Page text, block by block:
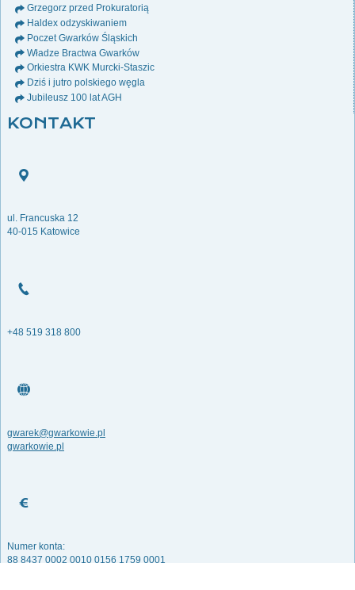
Grzegorz przed Prokuratorią
Haldex odzyskiwaniem
Poczet Gwarków Śląskich
Władze Bractwa Gwarków
Orkiestra KWK Murcki-Staszic
Dziś i jutro polskiego węgla
Jubileusz 100 lat AGH
KONTAKT
ul. Francuska 12
40-015 Katowice
+48 519 318 800
gwarek@gwarkowie.pl
gwarkowie.pl
Numer konta:
88 8437 0002 0010 0156 1759 0001